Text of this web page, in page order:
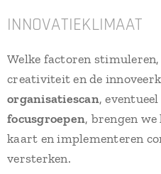
INNOVATIEKLIMAAT
Welke factoren
creativiteit en de
organisatiescan,
focusgroepen, brengen
kaart en implementeren
versterken.